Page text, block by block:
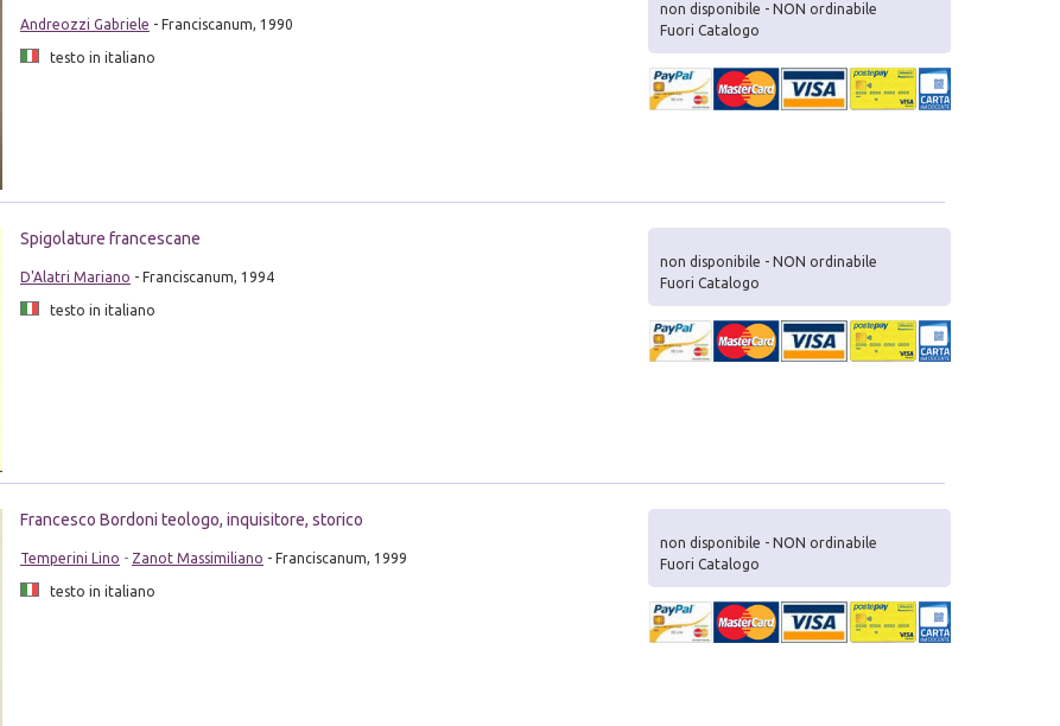
Andreozzi Gabriele - Franciscanum, 1990
testo in italiano
non disponibile - NON ordinabile
Fuori Catalogo
Spigolature francescane
D'Alatri Mariano - Franciscanum, 1994
testo in italiano
non disponibile - NON ordinabile
Fuori Catalogo
Francesco Bordoni teologo, inquisitore, storico
Temperini Lino - Zanot Massimiliano - Franciscanum, 1999
testo in italiano
non disponibile - NON ordinabile
Fuori Catalogo